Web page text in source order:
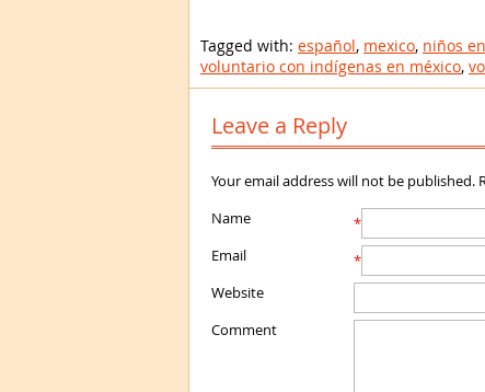
Tagged with: español, mexico, niños
voluntario con indígenas en méxico,
Leave a Reply
Your email address will not be published.
Name
*
Email
*
Website
Comment